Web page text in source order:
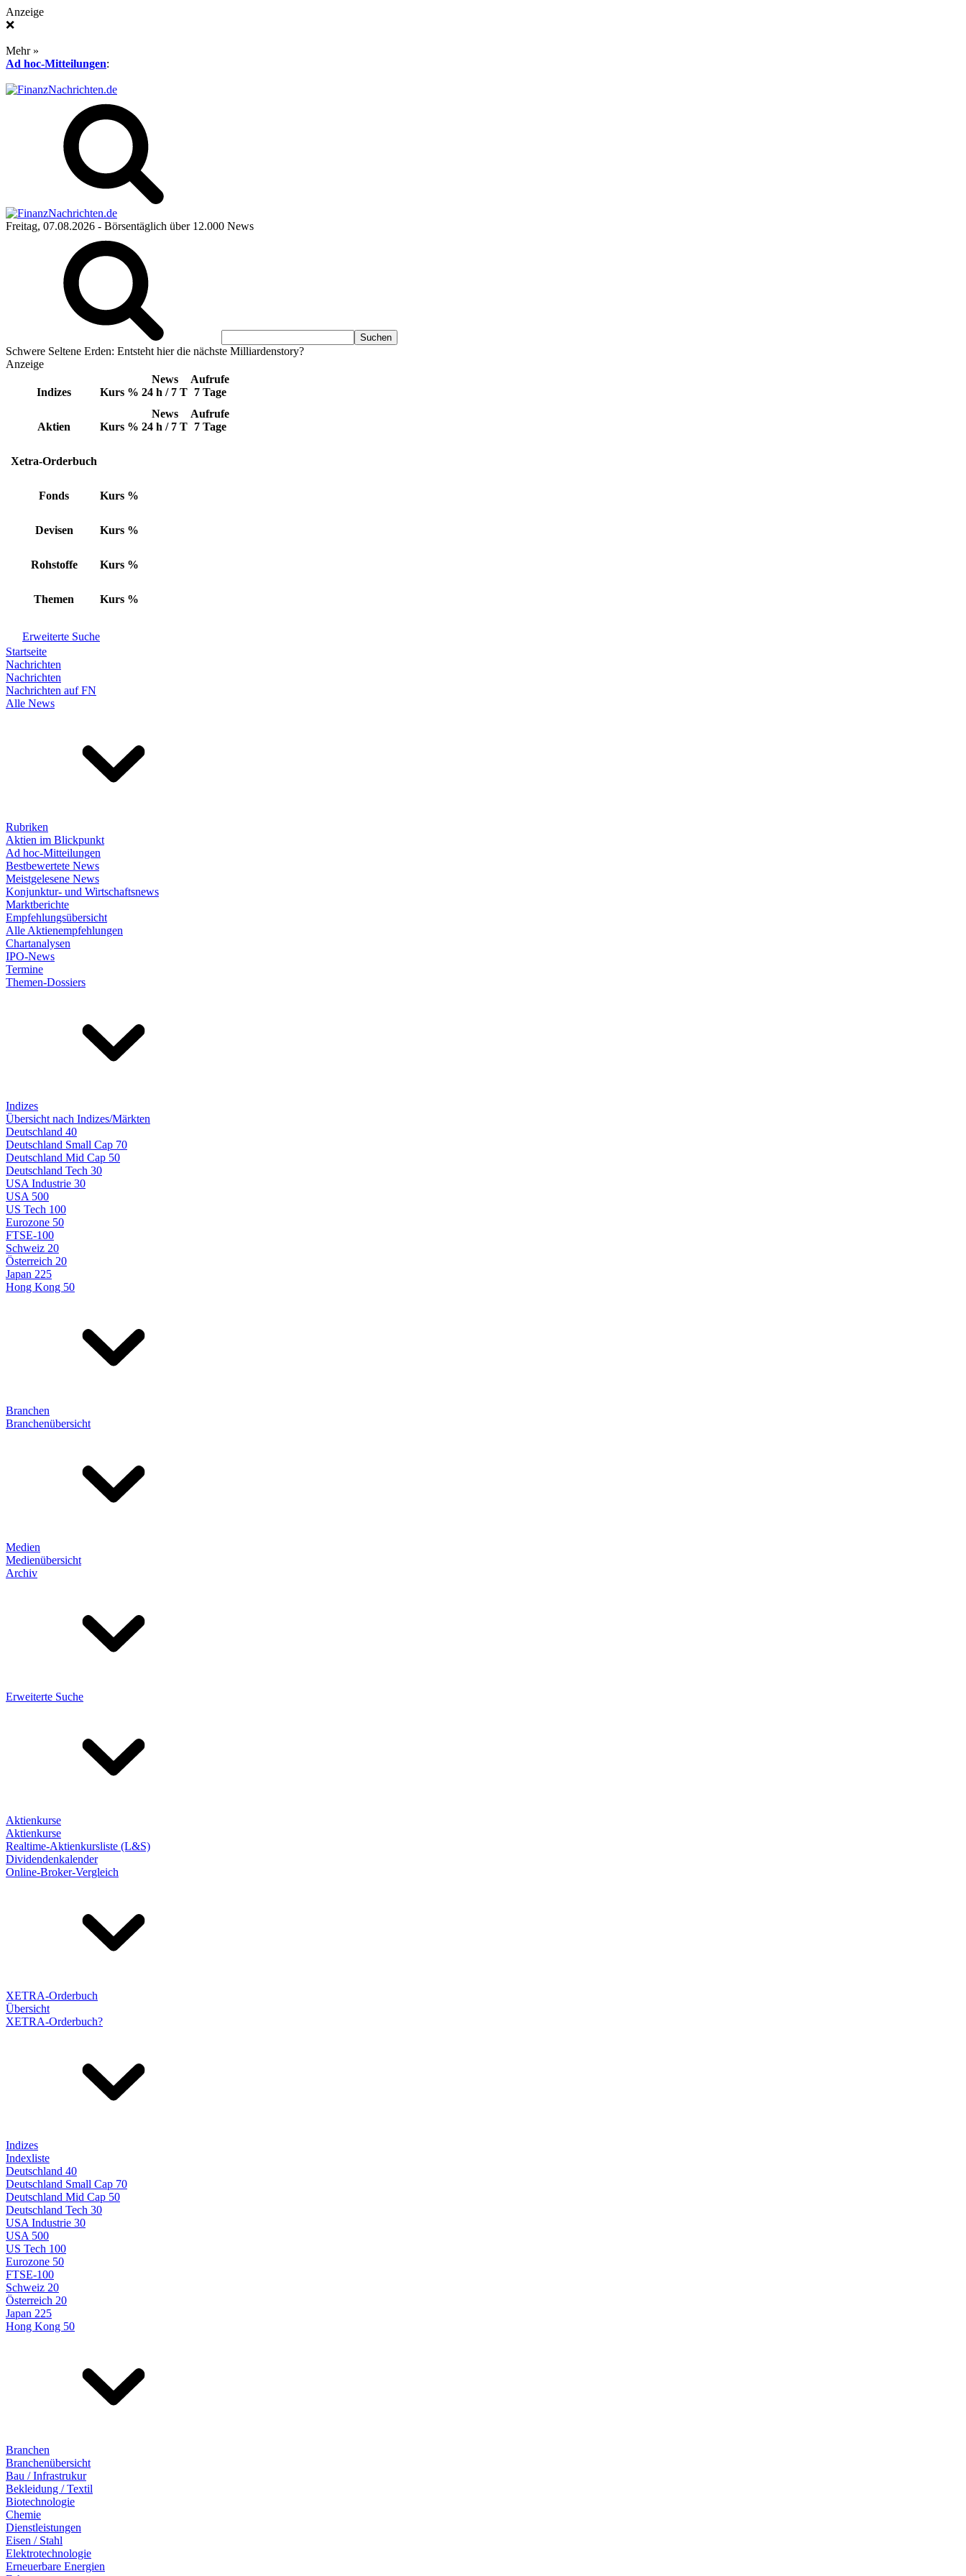
Anzeige
❌
Mehr »
Ad hoc-Mitteilungen:
Freitag, 07.08.2026 - Börsentäglich über 12.000 News
Schwere Seltene Erden: Entsteht hier die nächste Milliardenstory?
Anzeige
Indizes Kurs %
News
24 h / 7 T
Aufrufe
7 Tage
Aktien Kurs %
News
24 h / 7 T
Aufrufe
7 Tage
Xetra-Orderbuch
Fonds Kurs %
Devisen Kurs %
Rohstoffe Kurs %
Themen Kurs %
Erweiterte Suche
Startseite
Nachrichten
Nachrichten
Nachrichten auf FN
Alle News
Rubriken
Aktien im Blickpunkt
Ad hoc-Mitteilungen
Bestbewertete News
Meistgelesene News
Konjunktur- und Wirtschaftsnews
Marktberichte
Empfehlungsübersicht
Alle Aktienempfehlungen
Chartanalysen
IPO-News
Termine
Themen-Dossiers
Indizes
Übersicht nach Indizes/Märkten
Deutschland 40
Deutschland Small Cap 70
Deutschland Mid Cap 50
Deutschland Tech 30
USA Industrie 30
USA 500
US Tech 100
Eurozone 50
FTSE-100
Schweiz 20
Österreich 20
Japan 225
Hong Kong 50
Branchen
Branchenübersicht
Medien
Medienübersicht
Archiv
Erweiterte Suche
Aktienkurse
Aktienkurse
Realtime-Aktienkursliste (L&S)
Dividendenkalender
Online-Broker-Vergleich
XETRA-Orderbuch
Übersicht
XETRA-Orderbuch?
Indizes
Indexliste
Deutschland 40
Deutschland Small Cap 70
Deutschland Mid Cap 50
Deutschland Tech 30
USA Industrie 30
USA 500
US Tech 100
Eurozone 50
FTSE-100
Schweiz 20
Österreich 20
Japan 225
Hong Kong 50
Branchen
Branchenübersicht
Bau / Infrastrukur
Bekleidung / Textil
Biotechnologie
Chemie
Dienstleistungen
Eisen / Stahl
Elektrotechnologie
Erneuerbare Energien